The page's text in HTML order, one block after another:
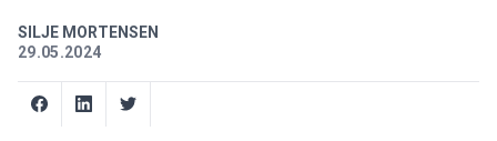
SILJE MORTENSEN
29.05.2024